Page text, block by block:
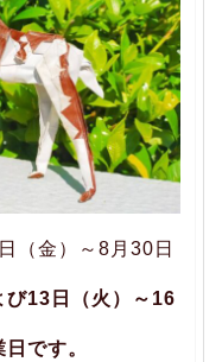
（金）～8月30日
13日（火）～16
です。